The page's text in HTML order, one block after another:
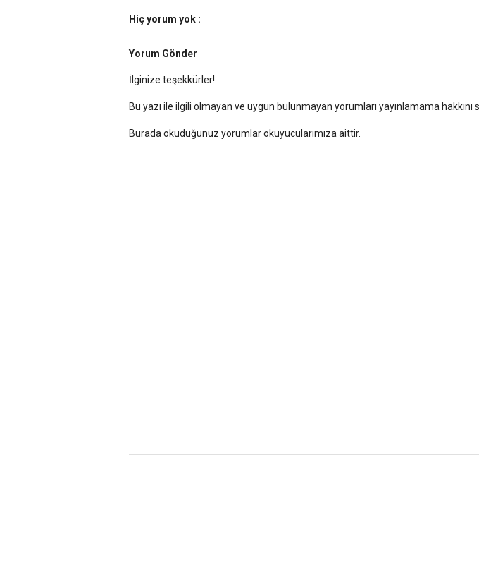
Hiç yorum yok :
Yorum Gönder
İlginize teşekkürler!
Bu yazı ile ilgili olmayan ve uygun bulunmayan yorumları yayınlamama hakkını
Burada okuduğunuz yorumlar okuyucularımıza aittir.